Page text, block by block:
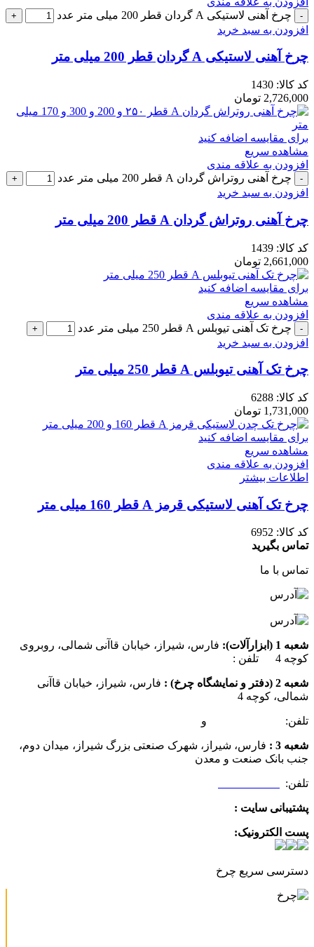
چرخ آهنی لاستیکی A گردان قطر 200 میلی متر عدد
افزودن به سبد خرید
چرخ آهنی لاستیکی A گردان قطر 200 میلی متر
کد کالا: 1430
2,726,000 تومان
برای مقایسه اضافه کنید
مشاهده سریع
افزودن به علاقه مندی
چرخ آهنی روتراش گردان A قطر 200 میلی متر عدد
افزودن به سبد خرید
چرخ آهنی روتراش گردان A قطر 200 میلی متر
کد کالا: 1439
2,661,000 تومان
برای مقایسه اضافه کنید
مشاهده سریع
افزودن به علاقه مندی
چرخ تک آهنی تیوبلس A قطر 250 میلی متر عدد
افزودن به سبد خرید
چرخ تک آهنی تیوبلس A قطر 250 میلی متر
کد کالا: 6288
1,731,000 تومان
برای مقایسه اضافه کنید
مشاهده سریع
افزودن به علاقه مندی
اطلاعات بیشتر
چرخ تک آهنی لاستیکی قرمز A قطر 160 میلی متر
کد کالا: 6952
تماس بگیرید
تماس با ما
شعبه 1 (ابزارآلات):
فارس، شیراز، خیابان قاآنی شمالی، روبروی
کوچه 4 تلفن :
شعبه 2 (دفتر و نمایشگاه چرخ) :
فارس، شیراز، خیابان قاآنی
شمالی، کوچه 4
تلفن: و
شعبه 3 :
فارس، شیراز، شهرک صنعتی بزرگ شیراز، میدان دوم،
جنب بانک صنعت و معدن
تلفن:
پشتیبانی سایت :
پست الکترونیک:
دسترسی سریع چرخ